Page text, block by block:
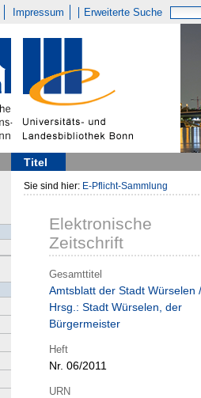
Impressum Erweiterte Suche
Titel
Sie sind hier: E-Pflicht-Sammlung
Elektronische
Zeitschrift
Gesamttitel
Amtsblatt der Stadt Würselen /
Hrsg.: Stadt Würselen, der
Bürgermeister
Heft
Nr. 06/2011
URN